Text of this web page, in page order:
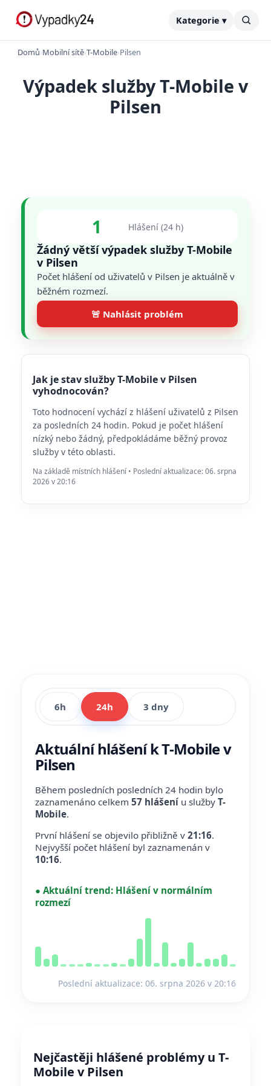
Kategorie ▾
Domů›Mobilní sítě›T-Mobile›Pilsen
Výpadek služby T-Mobile v
Pilsen
1 Hlášení (24 h)
Žádný větší výpadek služby T-Mobile
v Pilsen
Počet hlášení od uživatelů v Pilsen je aktuálně v
běžném rozmezí.
🚨 Nahlásit problém
Jak je stav služby T-Mobile v Pilsen
vyhodnocován?
Toto hodnocení vychází z hlášení uživatelů z Pilsen
za posledních 24 hodin. Pokud je počet hlášení
nízký nebo žádný, předpokládáme běžný provoz
služby v této oblasti.
Na základě místních hlášení • Poslední aktualizace: 06. srpna
2026 v 20:16
6h 24h 3 dny
Aktuální hlášení k T-Mobile v
Pilsen
Během posledních posledních 24 hodin bylo
zaznamenáno celkem 57 hlášení u služby T-
Mobile.
První hlášení se objevilo přibližně v 21:16.
Nejvyšší počet hlášení byl zaznamenán v
10:16.
● Aktuální trend: Hlášení v normálním
rozmezí
Poslední aktualizace: 06. srpna 2026 v 20:16
Nejčastěji hlášené problémy u T-
Mobile v Pilsen